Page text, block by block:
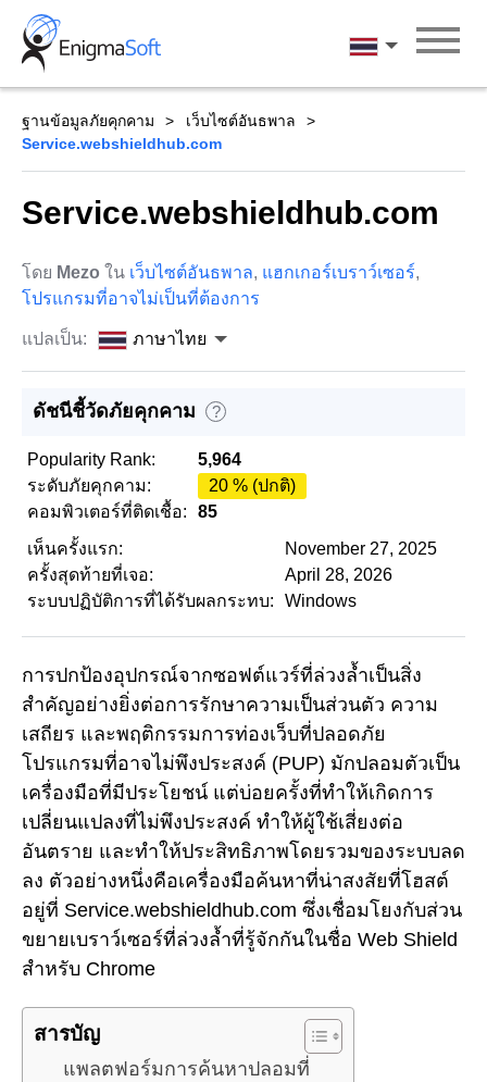
Skip
content
ภาษาไทย
ฐานข้อมูลภัยคุกคาม
เว็บไซต์อันธพาล
Service.webshieldhub.com
Service.webshieldhub.com
โดย Mezo ใน เว็บไซต์อันธพาล, แฮกเกอร์เบราว์เซอร์,
โปรแกรมที่อาจไม่เป็นที่ต้องการ
แปลเป็น: ภาษาไทย
ดัชนีชี้วัดภัยคุกคาม ?
Popularity Rank:
5,964
ระดับภัยคุกคาม:
20 % (ปกติ)
คอมพิวเตอร์ที่ติดเชื้อ:
85
เห็นครั้งแรก:
November 27, 2025
ครั้งสุดท้ายที่เจอ:
April 28, 2026
ระบบปฏิบัติการที่ได้รับผลกระทบ:
Windows
การปกป้องอุปกรณ์จากซอฟต์แวร์ที่ล่วงล้ำเป็นสิ่ง
สำคัญอย่างยิ่งต่อการรักษาความเป็นส่วนตัว ความ
เสถียร และพฤติกรรมการท่องเว็บที่ปลอดภัย
โปรแกรมที่อาจไม่พึงประสงค์ (PUP) มักปลอมตัวเป็น
เครื่องมือที่มีประโยชน์ แต่บ่อยครั้งที่ทำให้เกิดการ
เปลี่ยนแปลงที่ไม่พึงประสงค์ ทำให้ผู้ใช้เสี่ยงต่อ
อันตราย และทำให้ประสิทธิภาพโดยรวมของระบบลด
ลง ตัวอย่างหนึ่งคือเครื่องมือค้นหาที่น่าสงสัยที่โฮสต์
อยู่ที่ Service.webshieldhub.com ซึ่งเชื่อมโยงกับส่วน
ขยายเบราว์เซอร์ที่ล่วงล้ำที่รู้จักกันในชื่อ Web Shield
สำหรับ Chrome
สารบัญ
แพลตฟอร์มการค้นหาปลอมที่